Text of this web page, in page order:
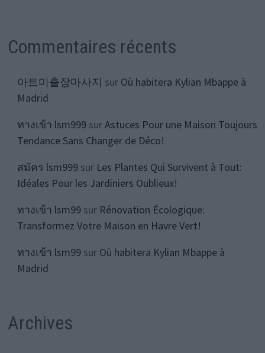
Commentaires récents
아트미출장마사지 sur Où habitera Kylian Mbappe à
Madrid
ทางเข้า lsm999surAstuces Pour une Maison Toujours
Tendance Sans Changer de Déco!
สมัคร lsm999sur Les Plantes Qui Survivent à Tout:
Idéales Pour les Jardiniers Oublieux!
ทางเข้า lsm99sur Rénovation Écologique:
Transformez Votre Maison en Havre Vert!
ทางเข้า lsm99sur Où habitera Kylian Mbappe à
Madrid
Archives